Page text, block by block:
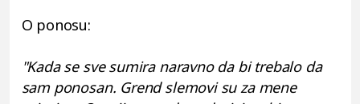
O ponosu:
"Kada se sve sumira naravno da bi trebalo da
sam ponosan. Grend slemovi su za mene